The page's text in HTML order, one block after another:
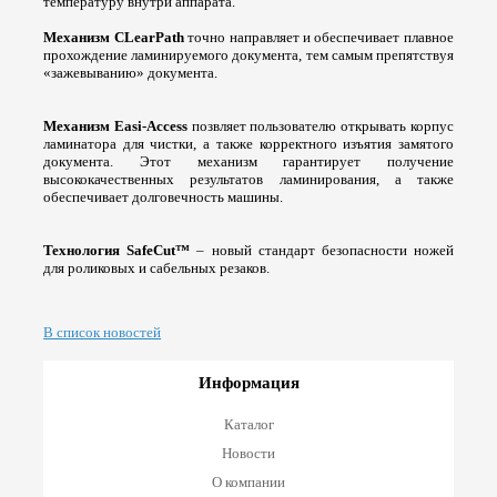
Механизм CLearPath точно направляет и обеспечивает плавное
прохождение ламинируемого документа, тем самым препятствуя
«зажевыванию» документа.
Механизм Easi-Accessпозвляет пользователю открывать корпус
ламинатора для чистки, а также корректного изъятия замятого
документа. Этот механизм гарантирует получение
высококачественных результатов ламинирования, а также
обеспечивает долговечность машины.
Технология SafeCut™ – новый стандарт безопасности ножей
для роликовых и сабельных резаков.
В список новостей
Информация
Каталог
Новости
О компании